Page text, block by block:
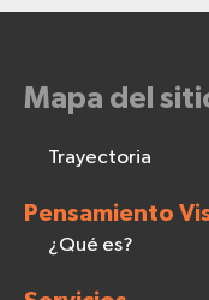
Mapa del
Trayectoria
Pensamiento
¿Qué es?